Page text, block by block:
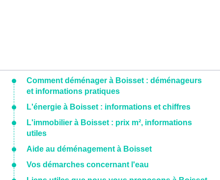
Comment déménager à Boisset : déménageurs
et informations pratiques
L'énergie à Boisset : informations et chiffres
L'immobilier à Boisset : prix m², informations
utiles
Aide au déménagement à Boisset
Vos démarches concernant l'eau